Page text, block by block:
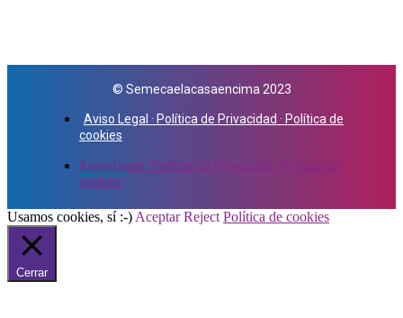
© Semecaelacasaencima 2023
Aviso Legal · Política de Privacidad · Política de
cookies
Aviso Legal · Política de Privacidad · Política de
cookies
Usamos cookies, sí :-) Aceptar Reject Política de cookies
Cerrar